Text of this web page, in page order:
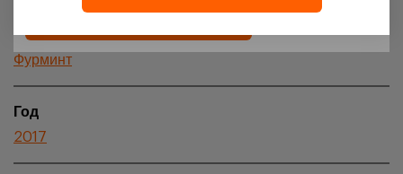
Сорта винограда
Фурминт
Год
2017
Подтверждаю